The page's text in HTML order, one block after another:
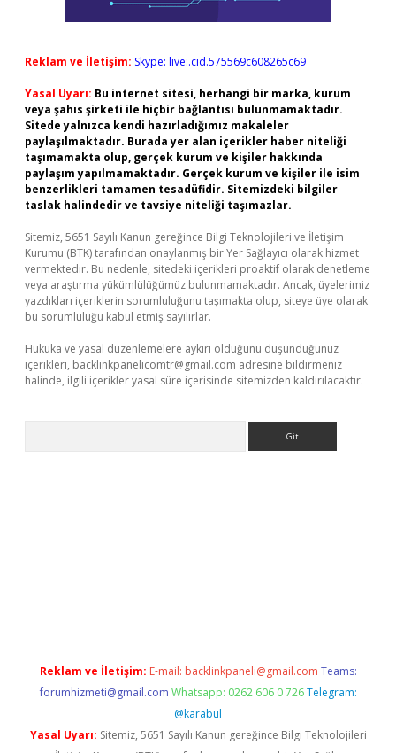
Reklam ve İletişim: Skype: live:.cid.575569c608265c69
Yasal Uyarı: Bu internet sitesi, herhangi bir marka, kurum
veya şahıs şirketi ile hiçbir bağlantısı bulunmamaktadır.
Sitede yalnızca kendi hazırladığımız makaleler
paylaşılmaktadır. Burada yer alan içerikler haber niteliği
taşımamakta olup, gerçek kurum ve kişiler hakkında
paylaşım yapılmamaktadır. Gerçek kurum ve kişiler ile isim
benzerlikleri tamamen tesadüfidir. Sitemizdeki bilgiler
taslak halindedir ve tavsiye niteliği taşımazlar.
Sitemiz, 5651 Sayılı Kanun gereğince Bilgi Teknolojileri ve İletişim
Kurumu (BTK) tarafından onaylanmış bir Yer Sağlayıcı olarak hizmet
vermektedir. Bu nedenle, sitedeki içerikleri proaktif olarak denetleme
veya araştırma yükümlülüğümüz bulunmamaktadır. Ancak, üyelerimiz
yazdıkları içeriklerin sorumluluğunu taşımakta olup, siteye üye olarak
bu sorumluluğu kabul etmiş sayılırlar.
Hukuka ve yasal düzenlemelere aykırı olduğunu düşündüğünüz
içerikleri, backlinkpanelicomtr@gmail.com adresine bildirmeniz
halinde, ilgili içerikler yasal süre içerisinde sitemizden kaldırılacaktır.
Reklam ve İletişim: E-mail: backlinkpaneli@gmail.com Teams:
forumhizmeti@gmail.com Whatsapp: 0262 606 0 726 Telegram:
@karabul
Yasal Uyarı: Sitemiz, 5651 Sayılı Kanun gereğince Bilgi Teknolojileri